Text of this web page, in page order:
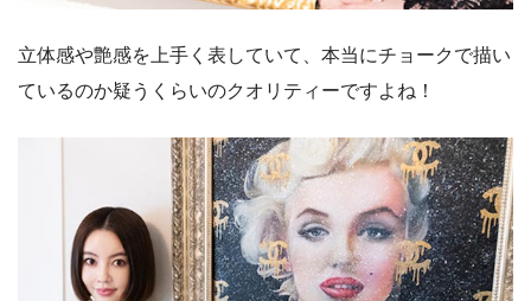
立体感や艶感を上手く表していて、本当にチョークで描い
ているのか疑うくらいのクオリティーですよね！